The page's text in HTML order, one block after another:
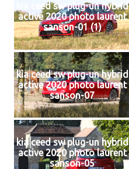
kia ceed sw plug-un hybrid
active 2020 photo laurent
sanson-01 (1)
kia ceed sw plug-un hybrid
active 2020 photo laurent
sanson-07
kia ceed sw plug-un hybrid
active 2020 photo laurent
sanson-05